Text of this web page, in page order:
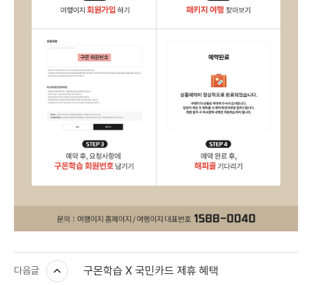
다음글 구몬학습 X 국민카드 제휴 혜택